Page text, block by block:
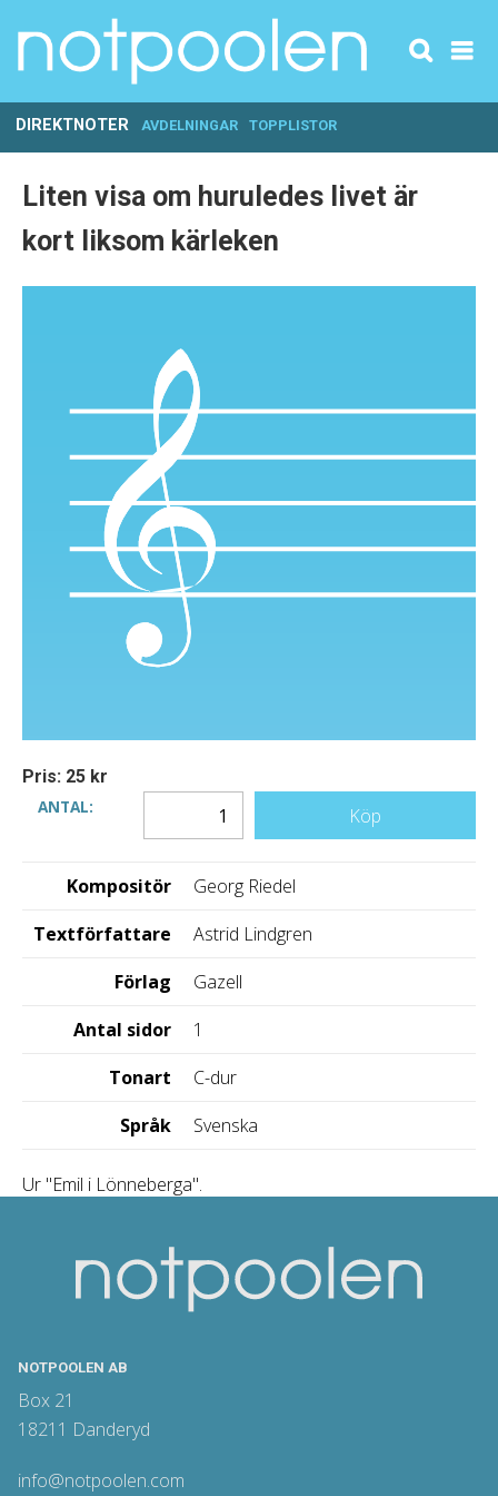
DIREKTNOTER AVDELNINGAR TOPPLISTOR
Liten visa om huruledes livet är
kort liksom kärleken
Pris: 25 kr
ANTAL:
Köp
Kompositör
Georg Riedel
Textförfattare
Astrid Lindgren
Förlag
Gazell
Antal sidor
1
Tonart
C-dur
Språk
Svenska
Ur "Emil i Lönneberga".
NOTPOOLEN AB
Box 21
18211 Danderyd
info@notpoolen.com